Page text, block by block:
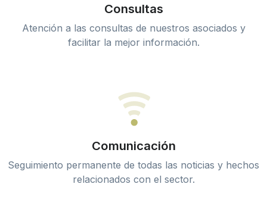
Consultas
Atención a las consultas de nuestros asociados y
facilitar la mejor información.
Comunicación
Seguimiento permanente de todas las noticias y hechos
relacionados con el sector.